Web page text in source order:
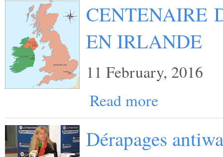
CENTENAIRE
EN IRLANDE
11 February, 2016
Read more
Dérapages